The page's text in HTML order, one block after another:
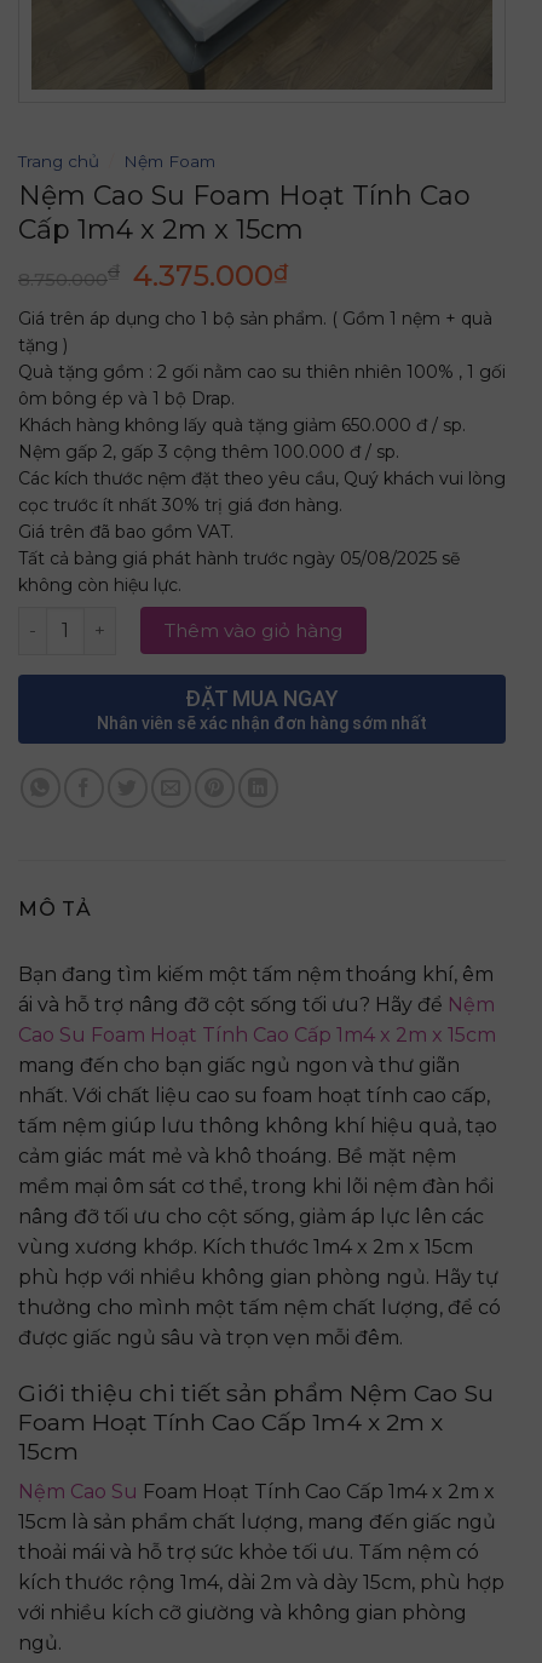
Trang chủ Nệm Foam
Nệm Cao Su Foam Hoạt Tính Cao
Cấp 1m4 x 2m x 15cm
8.750.000₫ Giá
gốc
là:
8.750.000₫.
4.375.000₫Giá
hiện
tại
là:
Giá trên áp dụng cho 1 bộ sản phẩm. ( Gồm 1 nệm + quà
tặng )
Quà tặng gồm : 2 gối nằm cao su thiên nhiên 100% , 1 gối
ôm bông ép và 1 bộ Drap.
Khách hàng không lấy quà tặng giảm 650.000 đ / sp.
Nệm gấp 2, gấp 3 cộng thêm 100.000 đ / sp.
Các kích thước nệm đặt theo yêu cầu, Quý khách vui lòng
cọc trước ít nhất 30% trị giá đơn hàng.
Giá trên đã bao gồm VAT.
Tất cả bảng giá phát hành trước ngày 05/08/2025 sẽ
không còn hiệu lực.
Nệm Cao Su Foam Hoạt Tính Cao Cấp 1m4 x 2m x 15cm
Thêm vào giỏ hàng
ĐẶT MUA NGAY
Nhân viên sẽ xác nhận đơn hàng sớm nhất
MÔ TẢ
Bạn đang tìm kiếm một tấm nệm thoáng khí, êm
ái và hỗ trợ nâng đỡ cột sống tối ưu? Hãy để Nệm
Cao Su Foam Hoạt Tính Cao Cấp 1m4 x 2m x 15cm
mang đến cho bạn giấc ngủ ngon và thư giãn
nhất. Với chất liệu cao su foam hoạt tính cao cấp,
tấm nệm giúp lưu thông không khí hiệu quả, tạo
cảm giác mát mẻ và khô thoáng. Bề mặt nệm
mềm mại ôm sát cơ thể, trong khi lõi nệm đàn hồi
nâng đỡ tối ưu cho cột sống, giảm áp lực lên các
vùng xương khớp. Kích thước 1m4 x 2m x 15cm
phù hợp với nhiều không gian phòng ngủ. Hãy tự
thưởng cho mình một tấm nệm chất lượng, để có
được giấc ngủ sâu và trọn vẹn mỗi đêm.
Giới thiệu chi tiết sản phẩm Nệm Cao Su
Foam Hoạt Tính Cao Cấp 1m4 x 2m x
15cm
Nệm Cao Su Foam Hoạt Tính Cao Cấp 1m4 x 2m x
15cm là sản phẩm chất lượng, mang đến giấc ngủ
thoải mái và hỗ trợ sức khỏe tối ưu. Tấm nệm có
kích thước rộng 1m4, dài 2m và dày 15cm, phù hợp
với nhiều kích cỡ giường và không gian phòng
ngủ.